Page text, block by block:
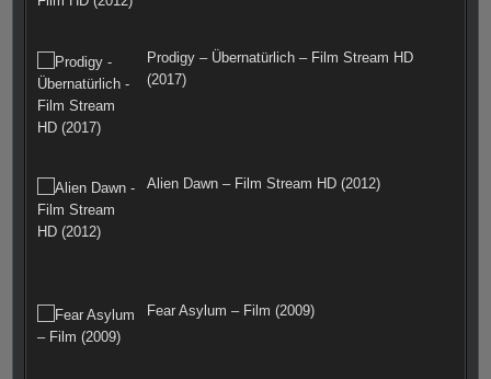
Prodigy – Übernatürlich – Film Stream HD
(2017)
Alien Dawn – Film Stream HD (2012)
Fear Asylum – Film (2009)